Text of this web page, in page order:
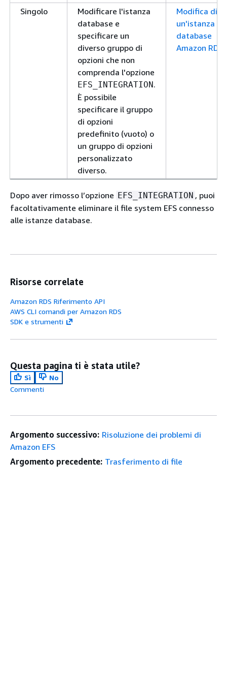
Singolo
Modificare l'istanza
database e
specificare un
diverso gruppo di
opzioni che non
comprenda l'opzione
EFS_INTEGRATION.
È possibile
specificare il gruppo
di opzioni
predefinito (vuoto) o
un gruppo di opzioni
personalizzato
diverso.
Modifica di
un'istanza
database
Amazon RDS
Dopo aver rimosso l’opzione EFS_INTEGRATION , puoi
facoltativamente eliminare il file system EFS connesso
alle istanze database.
Risorse correlate
Amazon RDS Riferimento API
AWS CLI comandi per Amazon RDS
SDK e strumenti
Questa pagina ti è stata utile?
Sì
No
Commenti
Argomento successivo: Risoluzione dei problemi di
Amazon EFS
Argomento precedente: Trasferimento di file